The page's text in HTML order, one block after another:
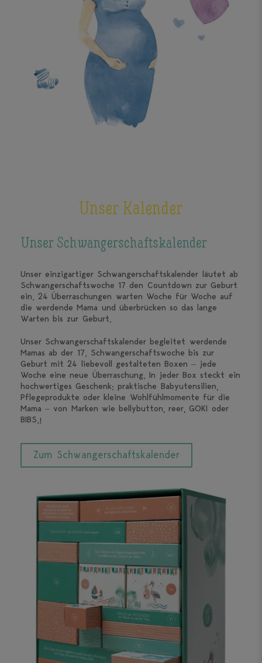
Unser Kalender
Unser Schwanger­schafts­kalender
Unser einzigartiger Schwangerschaftskalender läutet ab
Schwangerschaftswoche 17 den Countdown zur Geburt
ein. 24 Überraschungen warten Woche für Woche auf
die werdende Mama und überbrücken so das lange
Warten bis zur Geburt.
Unser Schwangerschaftskalender begleitet werdende
Mamas ab der 17. Schwangerschaftswoche bis zur
Geburt mit 24 liebevoll gestalteten Boxen – jede
Woche eine neue Überraschung. In jeder Box steckt ein
hochwertiges Geschenk: praktische Babyutensilien,
Pflegeprodukte oder kleine Wohlfühlmomente für die
Mama – von Marken wie bellybutton, reer, GOKI oder
BIBS.!
Zum Schwanger­schafts­kalender